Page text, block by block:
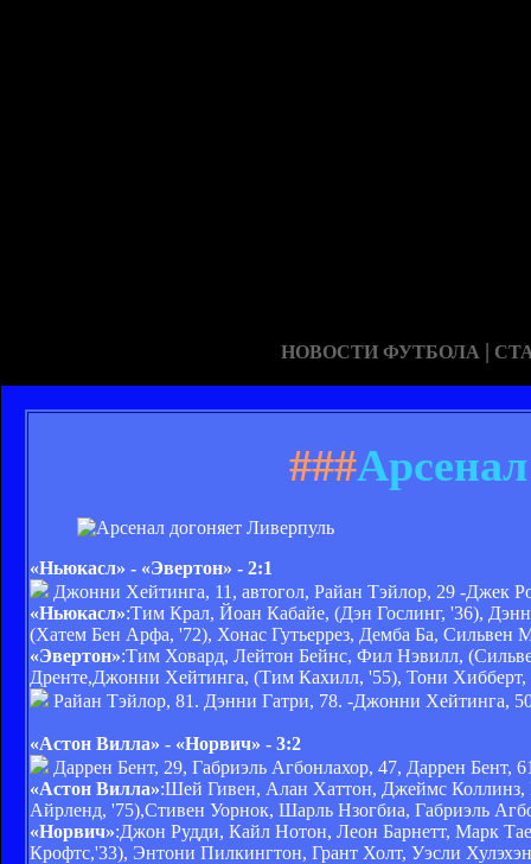
НОВОСТИ ФУТБОЛА |
###
«Ньюкасл» - «Эвертон» - 2:1
Джонни Хейтинга, 11, автогол, Райан Тэйлор, 29 -Джек
«Ньюкасл»:Тим Крал, Йоан Кабайе, (Дэн Гослинг, '36),
(Хатем Бен Арфа, '72), Хонас Гутьеррез, Демба Ба,
«Эвертон»:Тим Ховард, Лейтон Бейнс, Фил Нэвилл,
Дренте,Джонни Хейтинга, (Тим Кахилл, '55), Тони
Райан Тэйлор, 81. Дэнни Гатри, 78. -Джонни Хейтинга,
«Астон Вилла» - «Норвич» - 3:2
Даррен Бент, 29, Габриэль Агбонлахор, 47, Даррен
«Астон Вилла»:Шей Гивен, Алан Хаттон, Джеймс
Айрленд, '75),Стивен Уорнок, Шарль Нзогбиа, Габриэль
«Норвич»:Джон Рудди, Кайл Нотон, Леон Барнетт, Марк
Крофтс,'33), Энтони Пилкингтон, Грант Холт, Уэсли